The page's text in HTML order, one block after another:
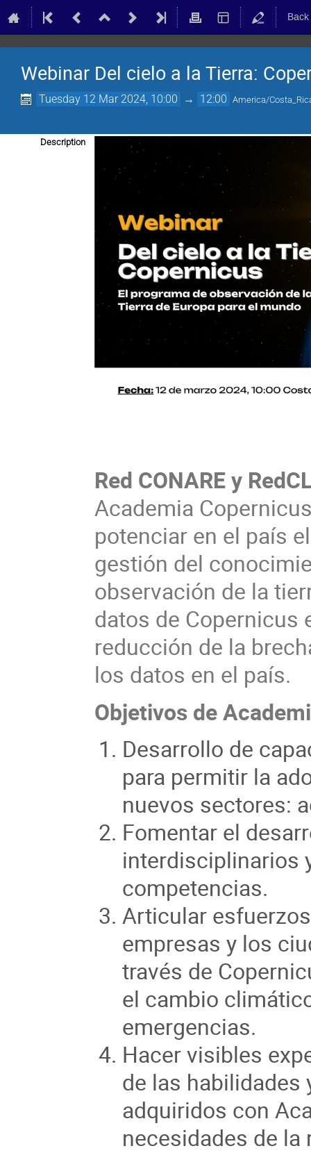
Webinar Del cielo a la Tierra:
Tuesday 12 Mar 2024, 10:00 → 12:00 America/
Description
Red CONARE y
Academia
potenciar en el país
gestión del
observación de la
datos de Copernicus
reducción de la
los datos en el país.
Objetivos de
Desarrollo de
para permitir la
nuevos sectores:
Fomentar el
interdisciplinarios
competencias.
Articular
empresas y los
través de
el cambio
emergencias.
Hacer visibles
de las
adquiridos con
necesidades de la